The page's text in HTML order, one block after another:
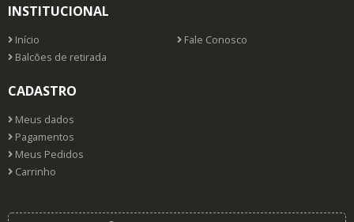
INSTITUCIONAL
Início
Fale Conosco
Balcões de retirada
CADASTRO
Meus dados
Pagamentos
Meus Pedidos
Carrinho